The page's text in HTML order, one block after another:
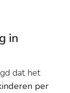
in
dat het
per